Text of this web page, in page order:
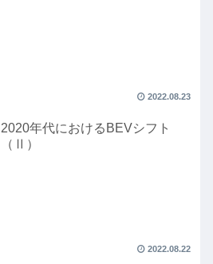
2022.08.23
2020年代におけるBEVシフト
（Ⅱ）
2022.08.22